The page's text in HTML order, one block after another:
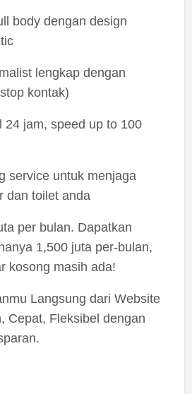
body dengan design
lengkap dengan
kontak)
24 jam, speed up to 100
service untuk menjaga
dan toilet anda
per bulan. Dapatkan
1,500 juta per-bulan,
kosong masih ada!
Langsung dari Website
Cepat, Fleksibel dengan